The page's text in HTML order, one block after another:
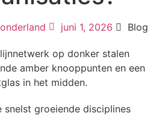
juni 1, 2026 Blog
snelst groeiende disciplines